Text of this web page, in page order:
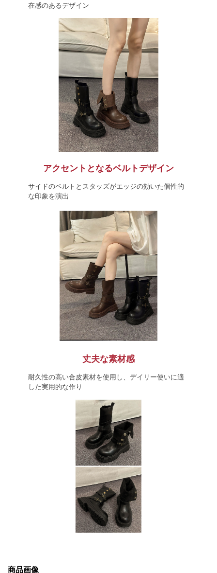
在感のあるデザイン
アクセントとなるベルトデザイン
サイドのベルトとスタッズがエッジの効いた個性的
な印象を演出
丈夫な素材感
耐久性の高い合皮素材を使用し、デイリー使いに適
した実用的な作り
商品画像